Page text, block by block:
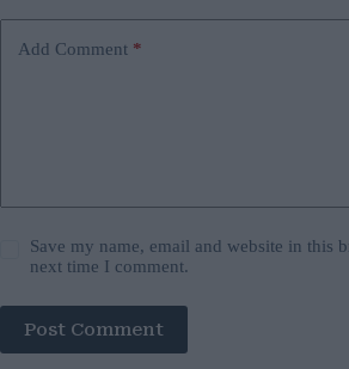
Add Comment *
Save my name, email and website in this
next time I comment.
Post Comment